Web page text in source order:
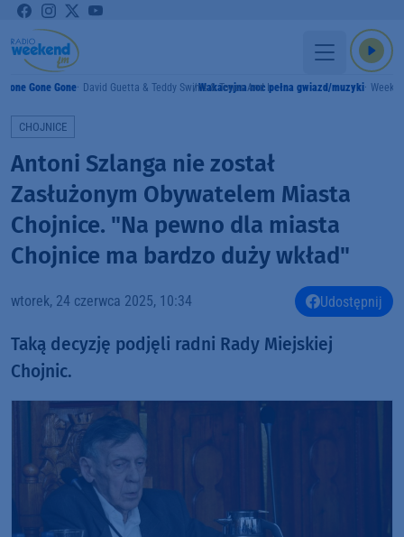
Gone Gone Gone David Guetta & Teddy Swims & Tones And IWakacyjna noc pełna gwiazd/muzyki
CHOJNICE
Antoni Szlanga nie został
Zasłużonym Obywatelem Miasta
Chojnice. "Na pewno dla miasta
Chojnice ma bardzo duży wkład"
wtorek, 24 czerwca 2025, 10:34 Udostępnij
Taką decyzję podjęli radni Rady Miejskiej
Chojnic.